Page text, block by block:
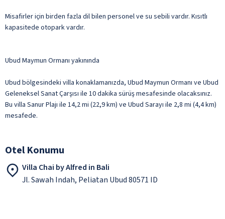
Misafirler için birden fazla dil bilen personel ve su sebili vardır. Kısıtlı
kapasitede otopark vardır.
Ubud Maymun Ormanı yakınında
Ubud bölgesindeki villa konaklamanızda, Ubud Maymun Ormanı ve Ubud
Geleneksel Sanat Çarşısı ile 10 dakika sürüş mesafesinde olacaksınız.
Bu villa Sanur Plajı ile 14,2 mi (22,9 km) ve Ubud Sarayı ile 2,8 mi (4,4 km)
mesafede.
Otel Konumu
Villa Chai by Alfred in Bali
Jl. Sawah Indah, Peliatan Ubud 80571 ID